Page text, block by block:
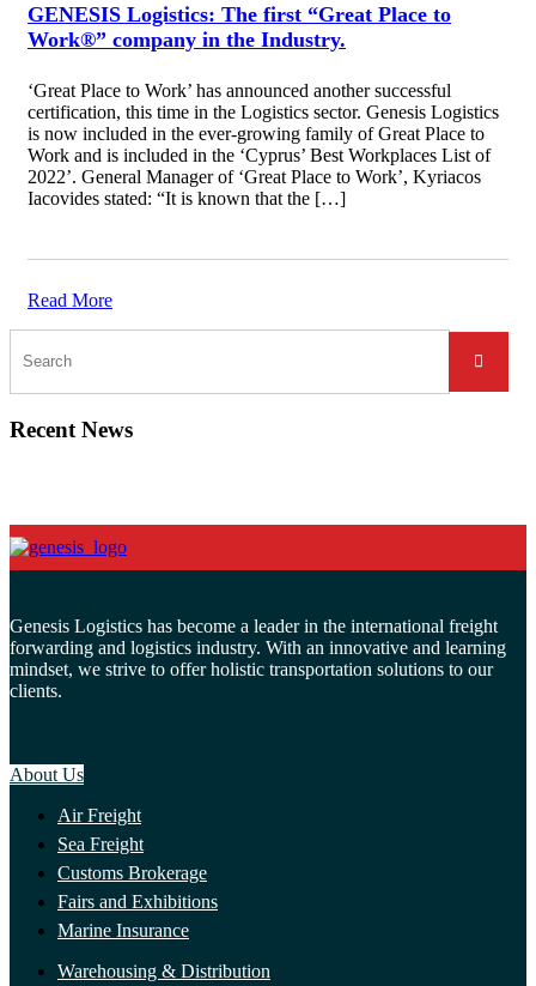
GENESIS Logistics: The first “Great Place to
Work®” company in the Industry.
‘Great Place to Work’ has announced another successful
certification, this time in the Logistics sector. Genesis Logistics
is now included in the ever-growing family of Great Place to
Work and is included in the ‘Cyprus’ Best Workplaces List of
2022’. General Manager of ‘Great Place to Work’, Kyriacos
Iacovides stated: “It is known that the […]
Read More
Recent News
Genesis Logistics has become a leader in the international freight
forwarding and logistics industry. With an innovative and learning
mindset, we strive to offer holistic transportation solutions to our
clients.
About Us
Air Freight
Sea Freight
Customs Brokerage
Fairs and Exhibitions
Marine Insurance
Warehousing & Distribution